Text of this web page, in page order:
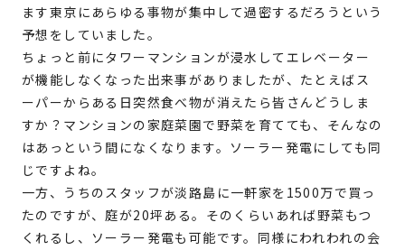
ます東京にあらゆる事物が集中して過密するだろうという
予想をしていました。
ちょっと前にタワーマンションが浸水してエレベーター
が機能しなくなった出来事がありましたが、たとえばス
ーパーからある日突然食べ物が消えたら皆さんどうしま
すか？マンションの家庭菜園で野菜を育てても、そんなの
はあっという間になくなります。ソーラー発電にしても同
じですよね。
一方、うちのスタッフが淡路島に一軒家を1500万で買っ
たのですが、庭が20坪ある。そのくらいあれば野菜もつ
くれるし、ソーラー発電も可能です。同様にわれわれの会